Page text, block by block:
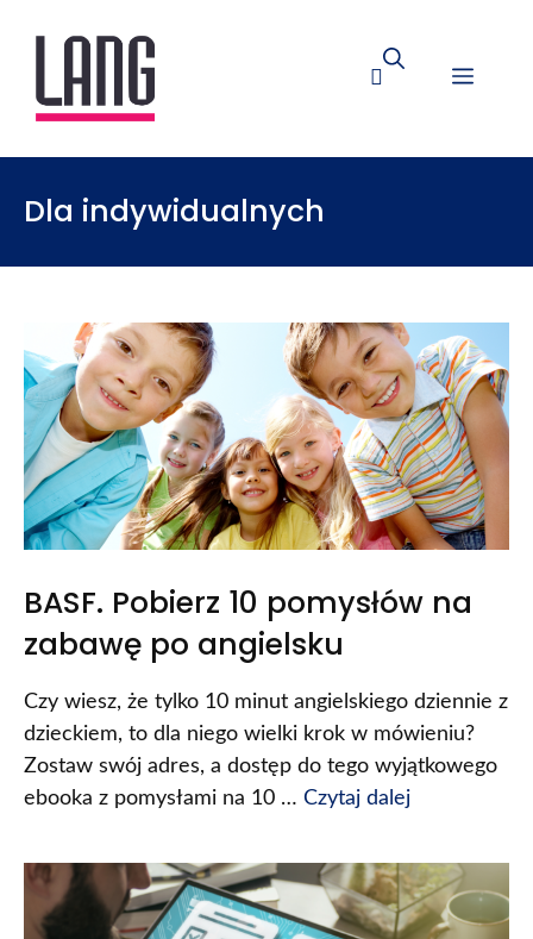
Dla indywidualnych
BASF. Pobierz 10 pomysłów na
zabawę po angielsku
Czy wiesz, że tylko 10 minut angielskiego dziennie z
dzieckiem, to dla niego wielki krok w mówieniu?
Zostaw swój adres, a dostęp do tego wyjątkowego
ebooka z pomysłami na 10 … Czytaj dalej